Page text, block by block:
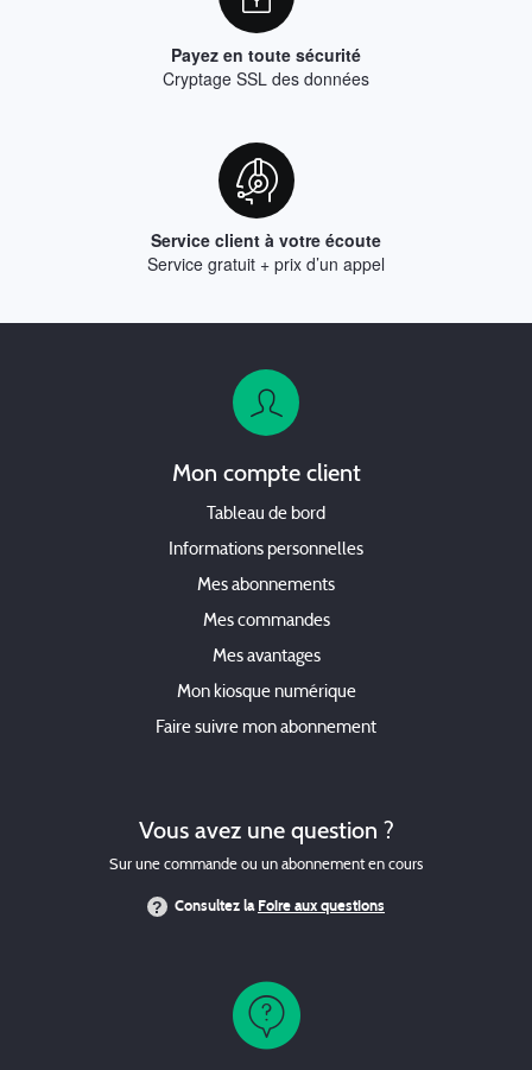
Payez en toute sécurité
Cryptage SSL des données
Service client à votre écoute
Service gratuit + prix d’un appel
Mon compte client
Tableau de bord
Informations personnelles
Mes abonnements
Mes commandes
Mes avantages
Mon kiosque numérique
Faire suivre mon abonnement
Vous avez une question ?
Sur une commande ou un abonnement en cours
Consultez laFoire aux questions